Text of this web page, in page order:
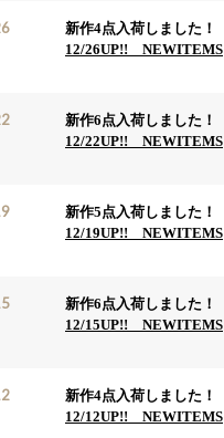
新作4点入荷しました！
12/26UP!! NEWITEMS
新作6点入荷しました！
12/22UP!! NEWITEMS
新作5点入荷しました！
12/19UP!! NEWITEMS
新作6点入荷しました！
12/15UP!! NEWITEMS
新作4点入荷しました！
12/12UP!! NEWITEMS